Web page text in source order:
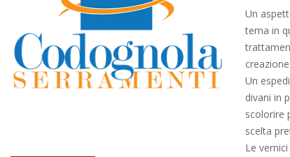
Un
tema in
Un
divani in
scolorire
scelta
Le